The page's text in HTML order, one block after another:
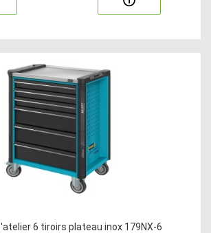
6 tiroirs plateau inox 179NX-6